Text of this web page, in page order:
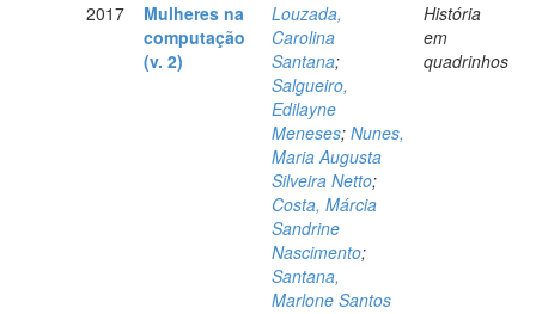
2017
Mulheres na
computação
(v. 2)
Louzada,
Carolina
Santana;
Salgueiro,
Edilayne
Meneses; Nunes,
Maria Augusta
Silveira Netto;
Costa, Márcia
Sandrine
Nascimento;
Santana,
Marlone Santos
História
em
quadrinhos